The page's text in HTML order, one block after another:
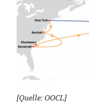
[Quelle: OOCL]